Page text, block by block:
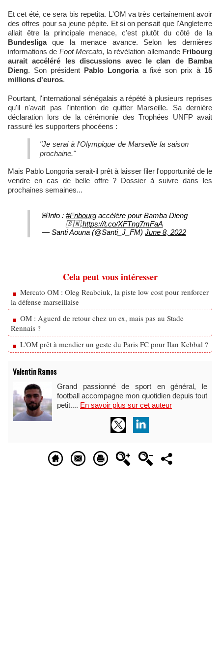
Et cet été, ce sera bis repetita. L'OM va très certainement avoir
des offres pour sa jeune pépite. Et si on pensait que l'Angleterre
allait être la principale menace, c'est plutôt du côté de la
Bundesligaque la menace avance. Selon les dernières
informations de Foot Mercato, la révélation allemande Fribourg
aurait accéléré les discussions avec le clan de Bamba
Dieng. Son président Pablo Longoriaa fixé son prix à 15
millions d'euros.
Pourtant, l'international sénégalais a répété à plusieurs reprises
qu'il n'avait pas l'intention de quitter Marseille. Sa dernière
déclaration lors de la cérémonie des Trophées UNFP avait
rassuré les supporters phocéens :
"Je serai à l'Olympique de Marseille la saison
prochaine."
Mais Pablo Longoria serait-il prêt à laisser filer l'opportunité de le
vendre en cas de belle offre ? Dossier à suivre dans les
prochaines semaines...
🚨Info : #Fribourg accélère pour Bamba Dieng
🇸🇳.https://t.co/XFTng7mFaA
— Santi Aouna (@Santi_J_FM) June 8, 2022
Cela peut vous intéresser
Mercato OM : Oleg Reabciuk, la piste low cost pour renforcer
la défense marseillaise
OM : Aguerd de retour chez un ex, mais pas au Stade
Rennais ?
L'OM prêt à mendier un geste du Paris FC pour Ilan Kebbal ?
Valentin Ramos
Grand passionné de sport en général, le
football accompagne mon quotidien depuis tout
petit.... En savoir plus sur cet auteur